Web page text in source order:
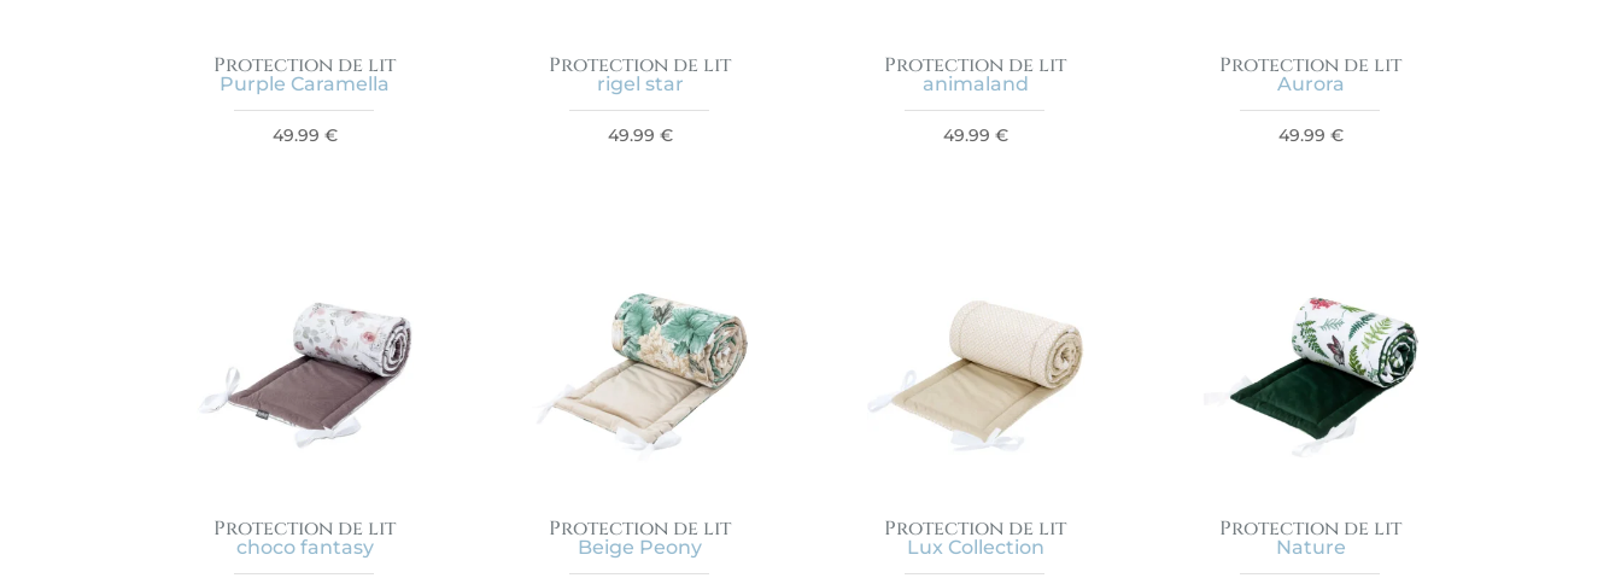
Protection de lit
Purple Caramella
49.99 €
Protection de lit
rigel star
49.99 €
Protection de lit
animaland
49.99 €
Protection de lit
Aurora
49.99 €
Protection de lit
choco fantasy
Protection de lit
Beige Peony
Protection de lit
Lux Collection
Protection de lit
Nature